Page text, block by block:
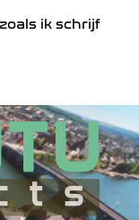
ik schrijf